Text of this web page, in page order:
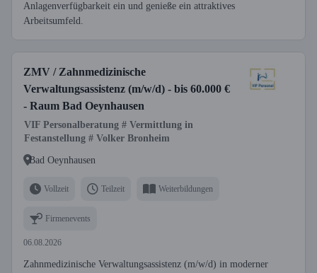
Anlagenverfügbarkeit ein und genieße ein attraktives
Arbeitsumfeld.
ZMV / Zahnmedizinische
Verwaltungsassistenz (m/w/d) - bis 60.000 €
- Raum Bad Oeynhausen
VIF Personalberatung # Vermittlung in
Festanstellung # Volker Bronheim
Bad Oeynhausen
Vollzeit Teilzeit Weiterbildungen
Firmenevents
06.08.2026
Zahnmedizinische Verwaltungsassistenz (m/w/d) in moderner